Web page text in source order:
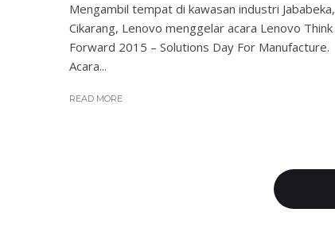
Mengambil tempat di kawasan industri Jababeka,
Cikarang, Lenovo menggelar acara Lenovo Think
Forward 2015 – Solutions Day For Manufacture.
Acara...
READ MORE